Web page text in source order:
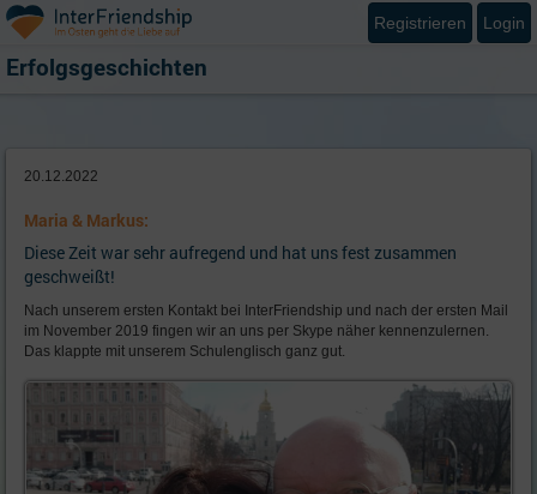
20.12.2022
Maria & Markus:
Diese Zeit war sehr aufregend und hat uns fest zusammen
geschweißt!
Nach unserem ersten Kontakt bei InterFriendship und nach der ersten Mail
im November 2019 fingen wir an uns per Skype näher kennenzulernen.
Das klappte mit unserem Schulenglisch ganz gut.
Erfolgsgeschichten
Registrieren Login